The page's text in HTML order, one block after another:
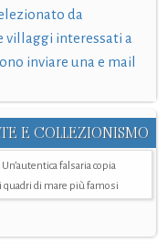
da
villaggi interessati a
inviare una e mail
E COLLEZIONISMO
Un’autentica falsaria copia
i quadri di mare più famosi